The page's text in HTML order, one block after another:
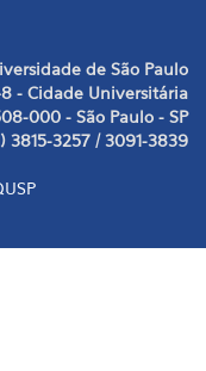
de São Paulo
- Cidade Universitária
000 - São Paulo - SP
3815-3257 / 3091-3839